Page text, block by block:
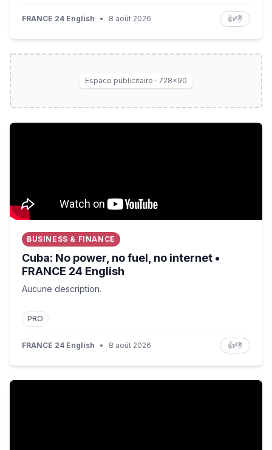
FRANCE 24 English • 8 août 2026 👍👎
Espace publicitaire · 728×90
Cuba: No power, no fuel, no internet • FRANCE 24
BUSINESS & FINANCE
Cuba: No power, no fuel, no internet •
FRANCE 24 English
Aucune description.
PRO
FRANCE 24 English • 8 août 2026 👍👎
« Mûre Arctique » #idrissaberkane